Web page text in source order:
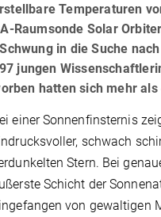
Temperaturen
Raumsonde Solar
in die Suche
jungen
hatten sich mehr als
einer Sonnenfinsternis
schwach
Stern. Bei
Schicht der
von gewaltigen